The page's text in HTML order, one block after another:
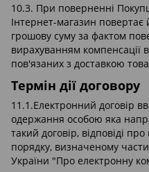
10.3. При поверненні
Інтернет-магазин
грошову суму за фактом
вирахуванням компенсації
пов'язаних з доставкою
Термін дії договору
11.1.Електронний договір
одержання особою яка
такий договір, відповіді
порядку, визначеному
України "Про електронну